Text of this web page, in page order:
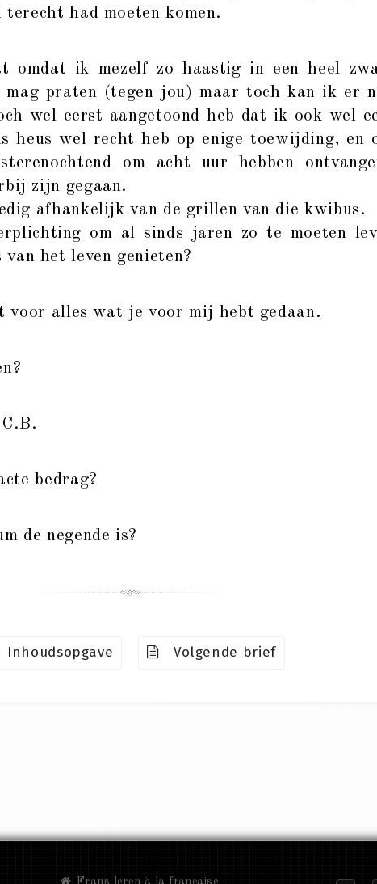
had moeten komen.
ik mezelf zo haastig in een heel
praten (tegen jou) maar toch kan ik er
wel eerst aangetoond heb dat ik ook wel
heus wel recht heb op enige toewijding, en
om acht uur hebben
zijn gegaan.
afhankelijk van de grillen van die kwibus.
om al sinds jaren zo te moeten
van het leven genieten?
alles wat je voor mij hebt gedaan.
C.B.
bedrag?
de negende is?
Inhoudsopgave Volgende brief